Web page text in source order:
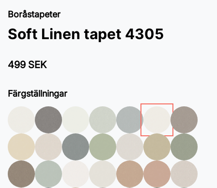
Boråstapeter
Soft Linen tapet 4305
499 SEK
Färgställningar